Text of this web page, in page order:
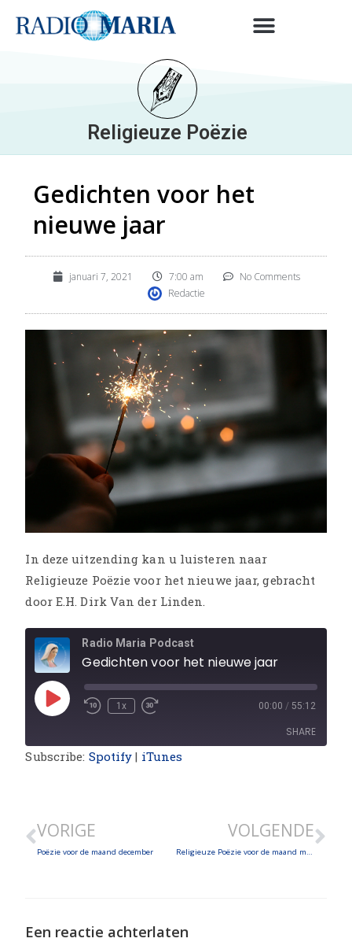
Religieuze Poëzie
Gedichten voor het
nieuwe jaar
januari 7, 2021 7:00 am
No Comments
Redactie
In deze uitzending kan u luisteren naar
Religieuze Poëzie voor het nieuwe jaar, gebracht
door E.H. Dirk Van der Linden.
Radio Maria Podcast
Gedichten voor het nieuwe jaar
1x 00:00 / 55:12
SHARE
Subscribe: Spotify | iTunes
VORIGE
Poëzie voor de maand december
VOLGENDE
Een reactie achterlaten